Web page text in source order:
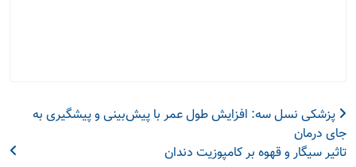
پزشکی نسل سه: افزایش طول عمر با پیش‌بینی و پیشگیری به
جای درمان
تاثیر سیگار و قهوه بر کامپوزیت دندان